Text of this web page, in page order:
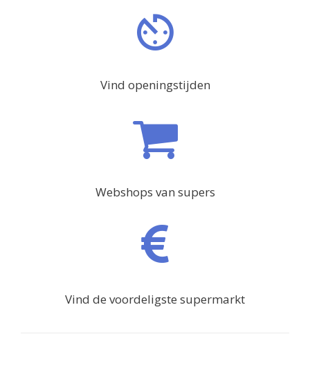
Vind openingstijden
Webshops van supers
Vind de voordeligste supermarkt